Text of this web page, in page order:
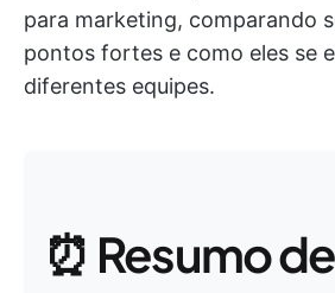
para marketing, comparando
pontos fortes e como eles se
diferentes equipes.
⏰ Resumo